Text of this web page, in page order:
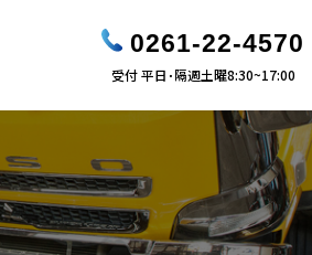
0261-22-4570
受付 平日･隔週土曜8:30~17:00